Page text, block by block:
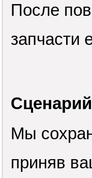
После
запчасти
Мы
приняв